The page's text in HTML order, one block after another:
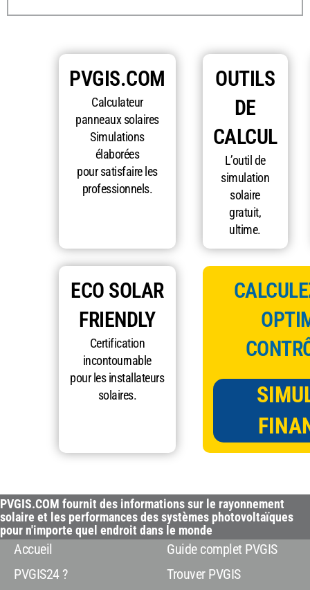
PVGIS.COM
Calculateur
panneaux solaires
Simulations
élaborées
pour satisfaire les
professionnels.
OUTILS
DE
CALCUL
L’outil de
simulation
solaire
gratuit,
ultime.
ECO SOLAR
FRIENDLY
Certification
incontournable
pour les installateurs
solaires.
PVGIS.COM fournit des informations sur le rayonnement
solaire et les performances des systèmes photovoltaïques
pour n'importe quel endroit dans le monde
Accueil
PVGIS24 ?
Guide complet PVGIS
Trouver PVGIS